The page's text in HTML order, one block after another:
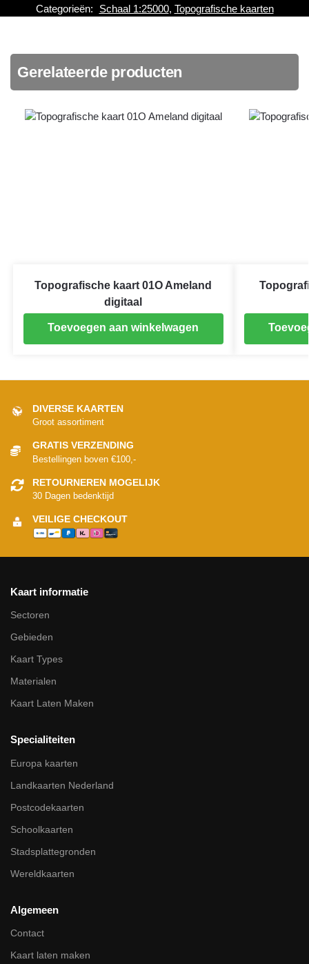
Categorieën:
Schaal 1:25000, Topografische kaarten
Gerelateerde producten
Topografische kaart 01O Ameland
digitaal
Toevoegen aan winkelwagen
DIVERSE KAARTEN
Groot assortiment
GRATIS VERZENDING
Bestellingen boven €100,-
RETOURNEREN MOGELIJK
30 Dagen bedenktijd
VEILIGE CHECKOUT
Kaart informatie
Sectoren
Gebieden
Kaart Types
Materialen
Kaart Laten Maken
Specialiteiten
Europa kaarten
Landkaarten Nederland
Postcodekaarten
Schoolkaarten
Stadsplattegronden
Wereldkaarten
Algemeen
Contact
Kaart laten maken